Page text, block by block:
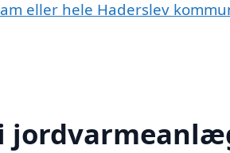
eller hele Haderslev